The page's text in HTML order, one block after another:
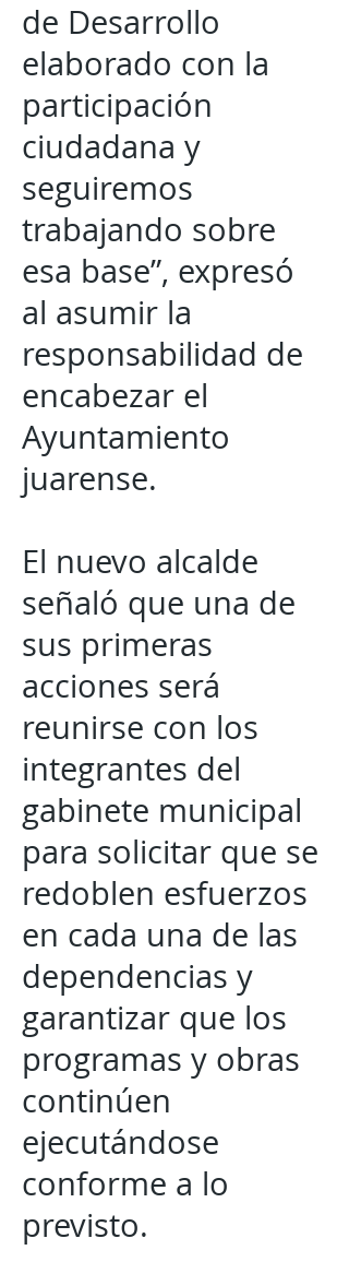
de Desarrollo
elaborado con la
participación
ciudadana y
seguiremos
trabajando sobre
esa base”, expresó
al asumir la
responsabilidad de
encabezar el
Ayuntamiento
juarense.
El nuevo alcalde
señaló que una de
sus primeras
acciones será
reunirse con los
integrantes del
gabinete municipal
para solicitar que se
redoblen esfuerzos
en cada una de las
dependencias y
garantizar que los
programas y obras
continúen
ejecutándose
conforme a lo
previsto.